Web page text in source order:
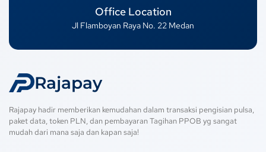
Office Location
Jl Flamboyan Raya No. 22 Medan
Rajapay
Rajapay hadir memberikan kemudahan dalam transaksi pengisian pulsa,
paket data, token PLN, dan pembayaran Tagihan PPOB yg sangat
mudah dari mana saja dan kapan saja!